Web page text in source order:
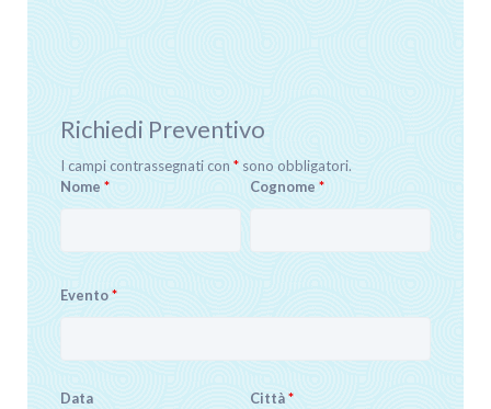
Richiedi Preventivo
I campi contrassegnati con * sono obbligatori.
Nome * Cognome*
Evento*
Data Città*